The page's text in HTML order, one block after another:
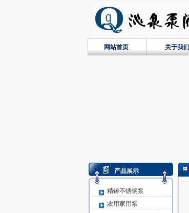
网站首页 关于我们
产品展示
精铸不锈钢泵
农用家用泵